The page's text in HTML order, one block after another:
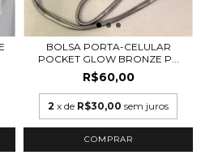
BOLSA PORTA-CELULAR
POCKET GLOW BRONZE P...
R$60,00
2 x de R$30,00 sem juros